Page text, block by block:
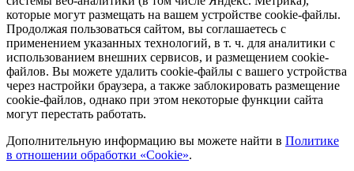
которые могут размещать на вашем устройстве cookie-файлы.
Продолжая пользоваться сайтом, вы соглашаетесь с
применением указанных технологий, в т. ч. для аналитики с
использованием внешних сервисов, и размещением cookie-
файлов. Вы можете удалить cookie-файлы с вашего устройства
через настройки браузера, а также заблокировать размещение
cookie-файлов, однако при этом некоторые функции сайта
могут перестать работать.
Дополнительную информацию вы можете найти в Политике
в отношении обработки «Cookie».